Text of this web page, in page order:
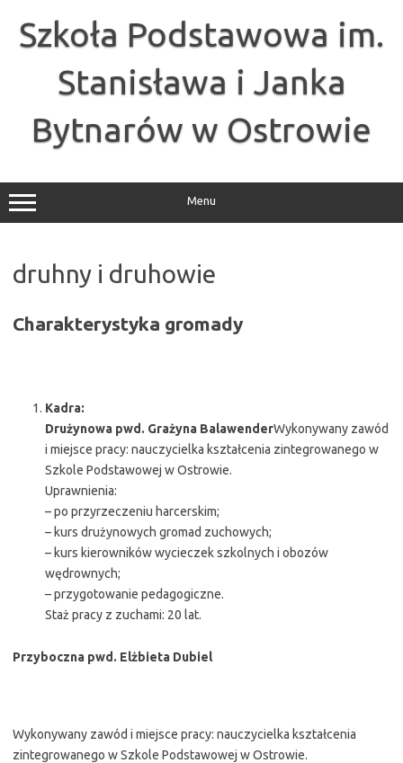
treściSzkoła Podstawowa im.
Stanisława i Janka
Bytnarów w Ostrowie
Menu
druhny i druhowie
Charakterystyka gromady
Kadra:
Drużynowa pwd. Grażyna BalawenderWykonywany zawód
i miejsce pracy: nauczycielka kształcenia zintegrowanego w
Szkole Podstawowej w Ostrowie.
Uprawnienia:
– po przyrzeczeniu harcerskim;
– kurs drużynowych gromad zuchowych;
– kurs kierowników wycieczek szkolnych i obozów
wędrownych;
– przygotowanie pedagogiczne.
Staż pracy z zuchami: 20 lat.
Przyboczna pwd. Elżbieta Dubiel
Wykonywany zawód i miejsce pracy: nauczycielka kształcenia
zintegrowanego w Szkole Podstawowej w Ostrowie.